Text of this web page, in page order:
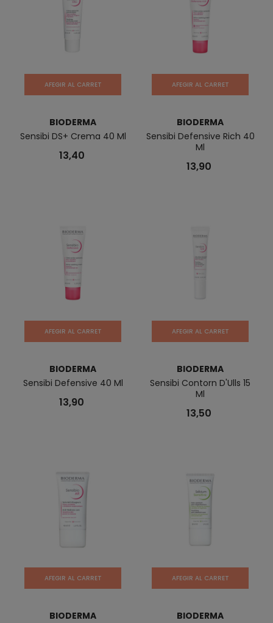
AFEGIR AL CARRET
BIODERMA
Sensibi DS+ Crema 40 Ml
13,40
AFEGIR AL CARRET
BIODERMA
Sensibi Defensive Rich 40
Ml
13,90
AFEGIR AL CARRET
BIODERMA
Sensibi Defensive 40 Ml
13,90
AFEGIR AL CARRET
BIODERMA
Sensibi Contorn D'Ulls 15
Ml
13,50
AFEGIR AL CARRET
BIODERMA
AFEGIR AL CARRET
BIODERMA